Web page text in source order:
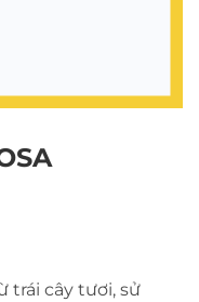
trái cây tươi, sử